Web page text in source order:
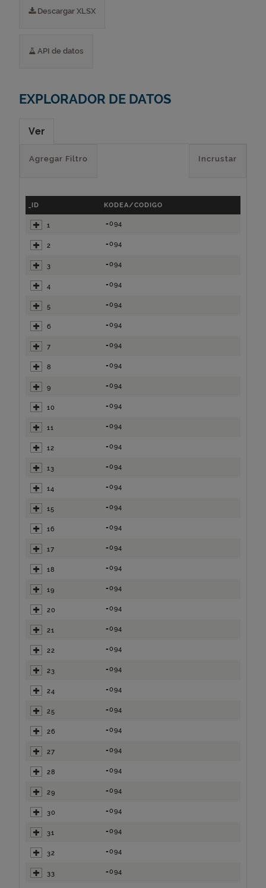
Descargar XLSX
API de datos
EXPLORADOR DE DATOS
Ver
Incrustar
Agregar Filtro
_ID KODEA/CODIGO
1 =094
2 =094
3 =094
4 =094
5 =094
6 =094
7 =094
8 =094
9 =094
10 =094
11 =094
12 =094
13 =094
14 =094
15 =094
16 =094
17 =094
18 =094
19 =094
20 =094
21 =094
22 =094
23 =094
24 =094
25 =094
26 =094
27 =094
28 =094
29 =094
30 =094
31 =094
32 =094
33 =094